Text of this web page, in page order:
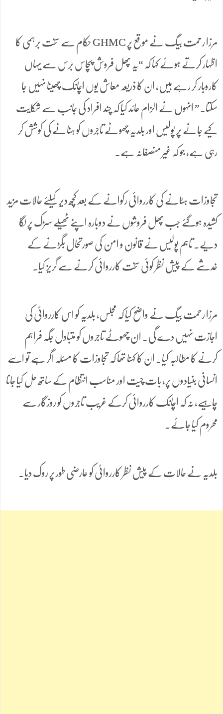
مرزا رحمت بیگ نے موقع پر GHMC حکام سے سخت برہمی کا
اظہار کرتے ہوئے کہا کہ “یہ پھل فروش پچاس برس سے یہاں
کاروبار کر رہے ہیں، ان کا ذریعہ معاش یوں اچانک چھینا نہیں جا
سکتا۔” انہوں نے الزام عائد کیا کہ چند افراد کی جانب سے شکایت
کیے جانے پر پولیس اور بلدیہ چھوٹے تاجروں کو ہٹانے کی کوشش کر
رہی ہے، جو کہ غیر منصفانہ ہے۔
تجاوزات ہٹانے کی کارروائی رکوانے کے بعد کچھ دیر کیلئے حالات مزید
کشیدہ ہوگئے جب پھل فروشوں نے دوبارہ اپنے ٹھیلے سڑک پر لگا
دیے۔ تاہم پولیس نے قانون و امن کی صورتحال بگڑنے کے
خدشے کے پیش نظر کوئی سخت کارروائی کرنے سے گریز کیا۔
مرزا رحمت بیگ نے واضح کیا کہ مجلس، بلدیہ کو اس کارروائی کی
اجازت نہیں دے گی۔ ان چھوٹے تاجروں کو متبادل جگہ فراہم
کرنے کا مطالبہ کیا۔ ان کا کہنا تھا کہ تجاوزات کا مسئلہ اگر ہے تو اسے
انسانی بنیادوں پر، بات چیت اور مناسب انتظام کے ساتھ حل کیا جانا
چاہیے، نہ کہ اچانک کارروائی کرکے غریب تاجروں کو روزگار سے
محروم کیا جائے۔
بلدیہ نے حالات کے پیش نظر کارروائی کو عارضی طور پر روک دیا۔